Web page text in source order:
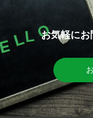
お気軽にお